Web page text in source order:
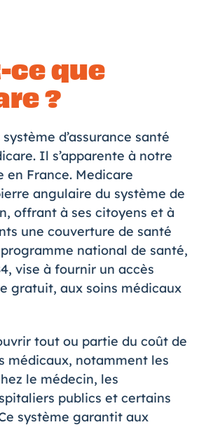
ce que
?
d’assurance santé
. Il s’apparente à notre
en France. Medicare
angulaire du système de
offrant à ses citoyens et à
une couverture de santé
national de santé,
vise à fournir un accès
gratuit, aux soins médicaux
tout ou partie du coût de
médicaux, notamment les
le médecin, les
publics et certains
système garantit aux